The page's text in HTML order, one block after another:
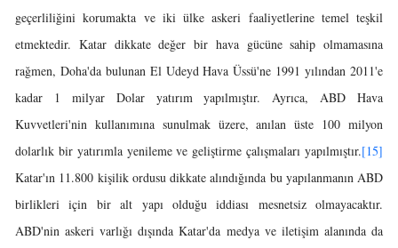
geçerliliğini korumakta ve iki ülke askeri faaliyetlerine temel teşkil
etmektedir. Katar dikkate değer bir hava gücüne sahip olmamasına
rağmen, Doha'da bulunan El Udeyd Hava Üssü'ne 1991 yılından 2011'e
kadar 1 milyar Dolar yatırım yapılmıştır. Ayrıca, ABD Hava
Kuvvetleri'nin kullanımına sunulmak üzere, anılan üste 100 milyon
dolarlık bir yatırımla yenileme ve geliştirme çalışmaları yapılmıştır.[15]
Katar'ın 11.800 kişilik ordusu dikkate alındığında bu yapılanmanın ABD
birlikleri için bir alt yapı olduğu iddiası mesnetsiz olmayacaktır.
ABD'nin askeri varlığı dışında Katar'da medya ve iletişim alanında da